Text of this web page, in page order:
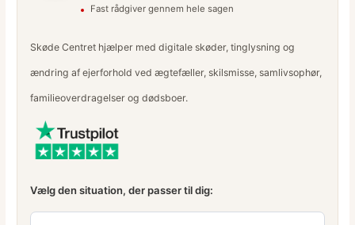
Fast rådgiver gennem hele sagen
Skøde Centret hjælper med digitale skøder, tinglysning og
ændring af ejerforhold ved ægtefæller, skilsmisse, samlivsophør,
familieoverdragelser og dødsboer.
Vælg den situation, der passer til dig: